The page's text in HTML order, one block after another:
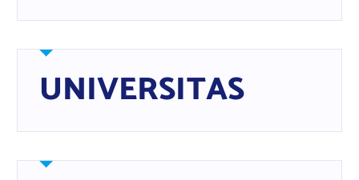
UNIVERSITAS